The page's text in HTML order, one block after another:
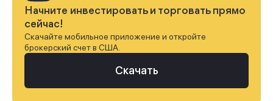
Начните инвестировать и торговать прямо
сейчас!
Скачайте мобильное приложение и откройте
брокерский счет в США.
Скачать